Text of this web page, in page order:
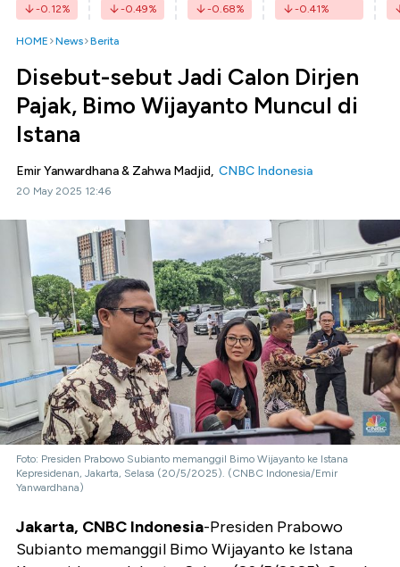
-0.12% -0.49% -0.68% -0.41%
HOME News Berita
Disebut-sebut Jadi Calon Dirjen
Pajak, Bimo Wijayanto Muncul di
Istana
Emir Yanwardhana & Zahwa Madjid, CNBC Indonesia
20 May 2025 12:46
Foto: Presiden Prabowo Subianto memanggil Bimo Wijayanto ke Istana
Kepresidenan, Jakarta, Selasa (20/5/2025). (CNBC Indonesia/Emir
Yanwardhana)
Jakarta, CNBC Indonesia-Presiden Prabowo
Subianto memanggil Bimo Wijayanto ke Istana